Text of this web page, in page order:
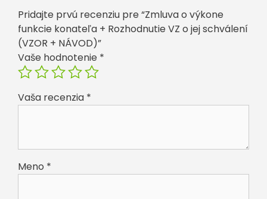
NÁVOD)
Pridajte prvú recenziu pre “Zmluva o výkone
funkcie konateľa + Rozhodnutie VZ o jej schválení
(VZOR + NÁVOD)”
Vaše hodnotenie *
Vaša recenzia *
Meno *